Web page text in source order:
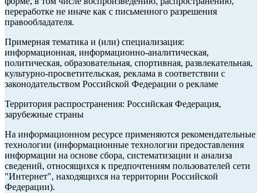
переработке не иначе как с письменного разрешения
правообладателя.
Примерная тематика и (или) специализация:
информационная, информационно-аналитическая,
политическая, образовательная, спортивная, развлекательная,
культурно-просветительская, реклама в соответствии с
законодательством Российской Федерации о рекламе
Территория распространения: Российская Федерация,
зарубежные страны
На информационном ресурсе применяются рекомендательные
технологии (информационные технологии предоставления
информации на основе сбора, систематизации и анализа
сведений, относящихся к предпочтениям пользователей сети
"Интернет", находящихся на территории Российской
Федерации).